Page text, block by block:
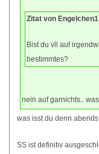
Zitat von
Bist du vll auf
bestimmtes?
nein auf garnichts..
was isst du denn
SS ist definitiv